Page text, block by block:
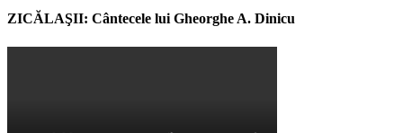
ZICĂLAŞII: Cântecele lui Gheorghe A. Dinicu